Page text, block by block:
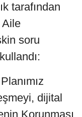
tarafından
Aile
soru
dijital
Korunması